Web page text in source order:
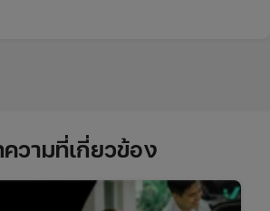
วามที่เกี่ยวข้อง